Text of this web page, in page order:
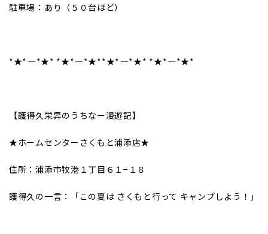
駐車場：あり（５０台ほど）
*★*――――*★* *★*――――*★**★*――――*★* *★*――――*★*
【護得久栄昇のうちなー漫遊記】
★ホームセンターさくもと浦添店★
住所：浦添市牧港１丁目６１−１８
護得久の一言：「この夏は さくもと行って キャンプしよう！」